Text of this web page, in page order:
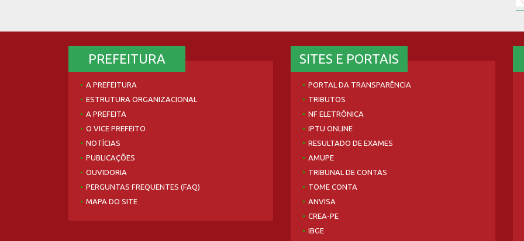
PREFEITURA
A PREFEITURA
ESTRUTURA ORGANIZACIONAL
A PREFEITA
O VICE PREFEITO
NOTÍCIAS
PUBLICAÇÕES
OUVIDORIA
PERGUNTAS FREQUENTES (FAQ)
MAPA DO SITE
SITES E PORTAIS
PORTAL DA TRANSPARÊNCIA
TRIBUTOS
NF ELETRÔNICA
IPTU ONLINE
RESULTADO DE EXAMES
AMUPE
TRIBUNAL DE CONTAS
TOME CONTA
ANVISA
CREA-PE
IBGE